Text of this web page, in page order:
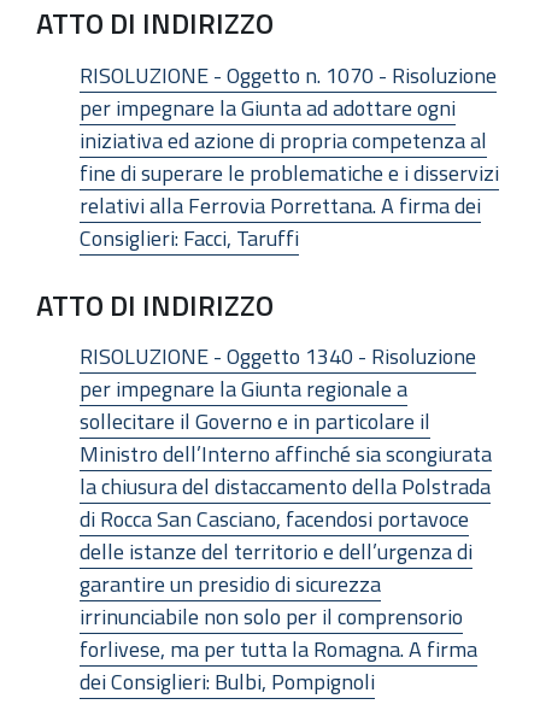
ATTO DI INDIRIZZO
RISOLUZIONE - Oggetto n. 1070 - Risoluzione
per impegnare la Giunta ad adottare ogni
iniziativa ed azione di propria competenza al
fine di superare le problematiche e i disservizi
relativi alla Ferrovia Porrettana. A firma dei
Consiglieri: Facci, Taruffi
ATTO DI INDIRIZZO
RISOLUZIONE - Oggetto 1340 - Risoluzione
per impegnare la Giunta regionale a
sollecitare il Governo e in particolare il
Ministro dell’Interno affinché sia scongiurata
la chiusura del distaccamento della Polstrada
di Rocca San Casciano, facendosi portavoce
delle istanze del territorio e dell’urgenza di
garantire un presidio di sicurezza
irrinunciabile non solo per il comprensorio
forlivese, ma per tutta la Romagna. A firma
dei Consiglieri: Bulbi, Pompignoli